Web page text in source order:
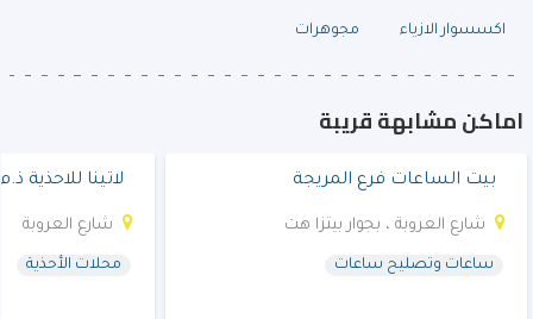
اكسسوار الازياء مجوهرات
اماكن مشابهة قريبة
بيت الساعات فرع المريجة
شارع العروبة ، بجوار بيتزا هت
ساعات وتصليح ساعات
لاتينا للاحذية
شارع العروبة
محلات الأحذية